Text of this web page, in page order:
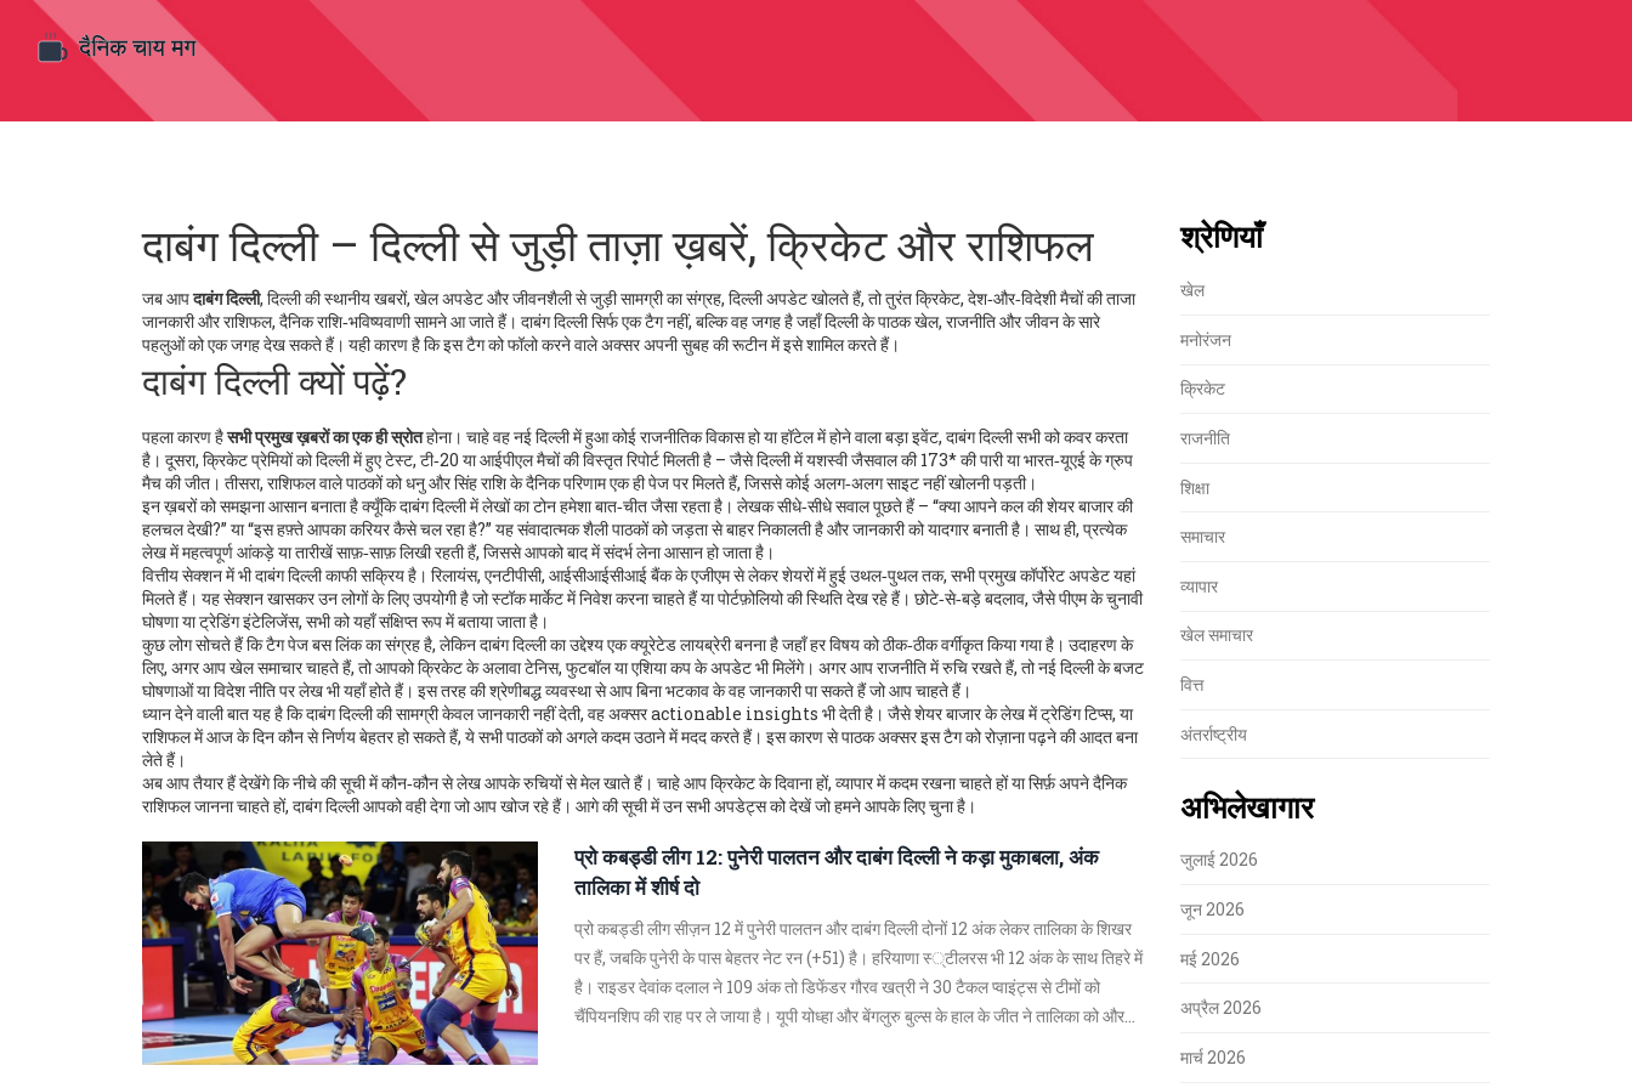
दाबंग दिल्ली – दिल्ली से जुड़ी ताज़ा ख़बरें, क्रिकेट और राशिफल
जब आपदाबंग दिल्ली, दिल्ली की स्थानीय खबरों, खेल अपडेट और जीवनशैली से जुड़ी सामग्री का संग्रह, दिल्ली अपडेटखोलते हैं, तो तुरंतक्रिकेट, देश‑और‑विदेशी मैचों की ताजा
जानकारीऔरराशिफल, दैनिक राशि‑भविष्यवाणीसामने आ जाते हैं। दाबंग दिल्ली सिर्फ एक टैग नहीं, बल्कि वह जगह है जहाँ दिल्ली के पाठक खेल, राजनीति और जीवन के सारे
पहलुओं को एक जगह देख सकते हैं। यही कारण है कि इस टैग को फॉलो करने वाले अक्सर अपनी सुबह की रूटीन में इसे शामिल करते हैं।
दाबंग दिल्ली क्यों पढ़ें?
पहला कारण हैसभी प्रमुख ख़बरों का एक ही स्रोतहोना। चाहे वह नई दिल्ली में हुआ कोई राजनीतिक विकास हो या हॉटेल में होने वाला बड़ा इवेंट, दाबंग दिल्ली सभी को कवर करता
है। दूसरा, क्रिकेट प्रेमियों को दिल्ली में हुए टेस्ट, टी‑20 या आईपीएल मैचों की विस्तृत रिपोर्ट मिलती है – जैसे दिल्ली में यशस्वी जैसवाल की 173* की पारी या भारत‑यूएई के ग्रुप
मैच की जीत। तीसरा, राशिफल वाले पाठकों को धनु और सिंह राशि के दैनिक परिणाम एक ही पेज पर मिलते हैं, जिससे कोई अलग‑अलग साइट नहीं खोलनी पड़ती।
इन ख़बरों को समझना आसान बनाता है क्यूँकि दाबंग दिल्ली में लेखों का टोन हमेशा बात‑चीत जैसा रहता है। लेखक सीधे‑सीधे सवाल पूछते हैं – “क्या आपने कल की शेयर बाजार की
हलचल देखी?” या “इस हफ़्ते आपका करियर कैसे चल रहा है?” यह संवादात्मक शैली पाठकों को जड़ता से बाहर निकालती है और जानकारी को यादगार बनाती है। साथ ही, प्रत्येक
लेख में महत्वपूर्ण आंकड़े या तारीखें साफ़‑साफ़ लिखी रहती हैं, जिससे आपको बाद में संदर्भ लेना आसान हो जाता है।
वित्तीय सेक्शन में भी दाबंग दिल्ली काफी सक्रिय है। रिलायंस, एनटीपीसी, आईसीआईसीआई बैंक के एजीएम से लेकर शेयरों में हुई उथल‑पुथल तक, सभी प्रमुख कॉर्पोरेट अपडेट यहां
मिलते हैं। यह सेक्शन खासकर उन लोगों के लिए उपयोगी है जो स्टॉक मार्केट में निवेश करना चाहते हैं या पोर्टफ़ोलियो की स्थिति देख रहे हैं। छोटे‑से‑बड़े बदलाव, जैसे पीएम के चुनावी
घोषणा या ट्रेडिंग इंटेलिजेंस, सभी को यहाँ संक्षिप्त रूप में बताया जाता है।
कुछ लोग सोचते हैं कि टैग पेज बस लिंक का संग्रह है, लेकिन दाबंग दिल्ली का उद्देश्य एक क्यूरेटेड लायब्रेरी बनना है जहाँ हर विषय को ठीक‑ठीक वर्गीकृत किया गया है। उदाहरण के
लिए, अगर आप खेल समाचार चाहते हैं, तो आपको क्रिकेट के अलावा टेनिस, फुटबॉल या एशिया कप के अपडेट भी मिलेंगे। अगर आप राजनीति में रुचि रखते हैं, तो नई दिल्ली के बजट
घोषणाओं या विदेश नीति पर लेख भी यहाँ होते हैं। इस तरह की श्रेणीबद्ध व्यवस्था से आप बिना भटकाव के वह जानकारी पा सकते हैं जो आप चाहते हैं।
ध्यान देने वाली बात यह है कि दाबंग दिल्ली की सामग्री केवल जानकारी नहीं देती, वह अक्सर actionable insights भी देती है। जैसे शेयर बाजार के लेख में ट्रेडिंग टिप्स, या
राशिफल में आज के दिन कौन से निर्णय बेहतर हो सकते हैं, ये सभी पाठकों को अगले कदम उठाने में मदद करते हैं। इस कारण से पाठक अक्सर इस टैग को रोज़ाना पढ़ने की आदत बना
लेते हैं।
अब आप तैयार हैं देखेंगे कि नीचे की सूची में कौन‑कौन से लेख आपके रुचियों से मेल खाते हैं। चाहे आप क्रिकेट के दिवाना हों, व्यापार में कदम रखना चाहते हों या सिर्फ़ अपने दैनिक
राशिफल जानना चाहते हों, दाबंग दिल्ली आपको वही देगा जो आप खोज रहे हैं। आगे की सूची में उन सभी अपडेट्स को देखें जो हमने आपके लिए चुना है।
प्रो कबड्डी लीग 12: पुनेरी पालतन और दाबंग दिल्ली ने कड़ा मुकाबला, अंक
तालिका में शीर्ष दो
प्रो कबड्डी लीग सीज़न 12 में पुनेरी पालतन और दाबंग दिल्ली दोनों 12 अंक लेकर तालिका के शिखर
पर हैं, जबकि पुनेरी के पास बेहतर नेट रन (+51) है। हरियाणा स्‍्टीलरस भी 12 अंक के साथ तिहरे में
है। राइडर देवांक दलाल ने 109 अंक तो डिफेंडर गौरव खत्री ने 30 टैकल प्वाइंट्स से टीमों को
चैंपियनशिप की राह पर ले जाया है। यूपी योध्हा और बेंगलुरु बुल्स के हाल के जीत ने तालिका को और
श्रेणियाँ
खेल
मनोरंजन
क्रिकेट
राजनीति
शिक्षा
समाचार
व्यापार
खेल समाचार
वित्त
अंतर्राष्ट्रीय
अभिलेखागार
जुलाई 2026
जून 2026
मई 2026
अप्रैल 2026
मार्च 2026